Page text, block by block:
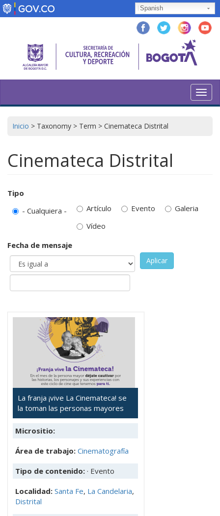
Pasar
al
Spanish
Inicio > Taxonomy > Term > Cinemateca Distrital
Cinemateca Distrital
Tipo
- Cualquiera -
Artículo Evento
Galeria
Vídeo
Fecha de mensaje
Aplicar
La franja ¡vive La Cinemateca! se
la toman las personas mayores
Micrositio:
Área de trabajo: Cinematografía
Tipo de contenido: · Evento
Localidad: Santa Fe, La Candelaria,
Distrital